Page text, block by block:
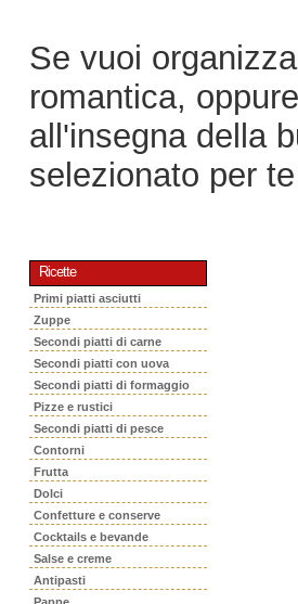
Se vuoi
romantica,
all'insegna della
selezionato per
Ricette
Primi piatti asciutti
Zuppe
Secondi piatti di carne
Secondi piatti con uova
Secondi piatti di formaggio
Pizze e rustici
Secondi piatti di pesce
Contorni
Frutta
Dolci
Confetture e conserve
Cocktails e bevande
Salse e creme
Antipasti